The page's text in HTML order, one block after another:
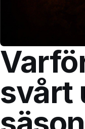
svårt